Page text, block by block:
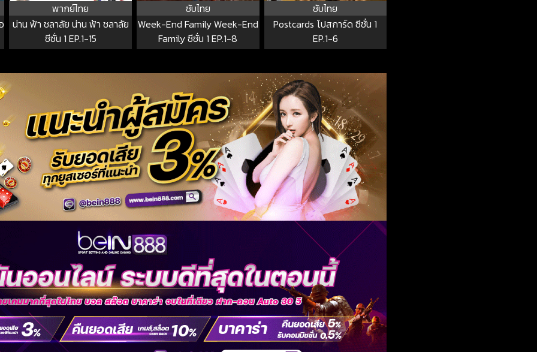
พากย์ไทย
น่าน ฟ้า ชลาลัย น่าน ฟ้า ชลาลัย
ซีซั่น 1 EP.1-15
ซับไทย
Week-End Family Week-End
Family ซีซั่น 1 EP.1-8
ซับไทย
Postcards โปสการ์ด ซีซั่น 1
EP.1-6